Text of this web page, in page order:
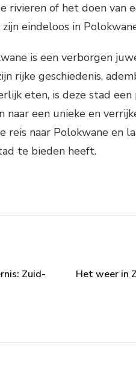
rivieren of het doen van
eindeloos in
is een verborgen
rijke geschiedenis,
eten, is deze stad
naar een unieke en
reis naar Polokwane en
te bieden heeft.
Zuid-
Het weer in